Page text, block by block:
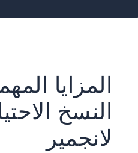
المزايا
النسخ
لانجمير